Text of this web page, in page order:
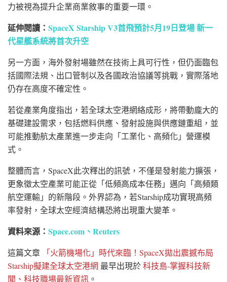
力被視為提升企業商業敘事的重要一環。
延伸閱讀： SpaceX Starship V3首飛預計5月19日登場 新一
代星艦系統將首次升空
另一方面，海外發射場雖然在技術上具可行性，但仍面臨包
括國際法規、出口管制以及各國政治協議等挑戰，實際落地
仍存在高度不確定性。
若從產業角度指出，若全球太空港網絡成形，將帶動龐大的
基礎建設需求，包括燃料供應、發射設施與供應鏈重組，並
可能推動航太產業進一步走向「工業化、高頻化」營運模
式。
整體而言，SpaceX此次釋出的訊號，不僅是發射能力擴張，
更象徵太空產業可能正從「低頻高成本任務」邁向「高頻類
航空運輸」的新階段。外界認為，若Starship成功實現高頻
率發射，全球太空經濟結構恐將出現重大變革。
資料來源： Space.com、 Reuters
這篇文章
「火箭機場化」時代來臨！SpaceX拋出震撼布局
Starship擬建全球太空港網 最早出現於科技島-掌握科技新
聞、科技職場最新資訊 。